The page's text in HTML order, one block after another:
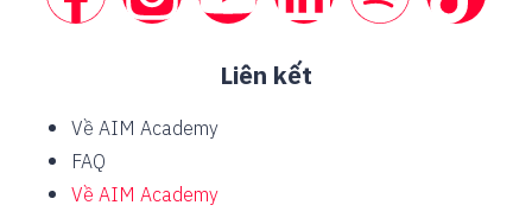
Liên kết
Về AIM Academy
FAQ
Về AIM Academy